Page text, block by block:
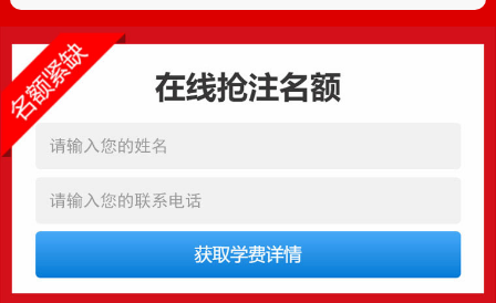
恭贺 天津 付** 10岁 女 报名成功
恭贺 河北 陈* 12岁 女 报名成功
河南安阳 丁** 9岁 男 报名成功
恭贺 湖北襄阳
恭贺 河南南阳
朱* 12岁 男 报名成功
恭贺 杭州 刘** 10岁 女 报名成功